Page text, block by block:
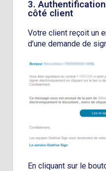
3.
côté client
Votre client reçoit un
d’une demande de
En cliquant sur le